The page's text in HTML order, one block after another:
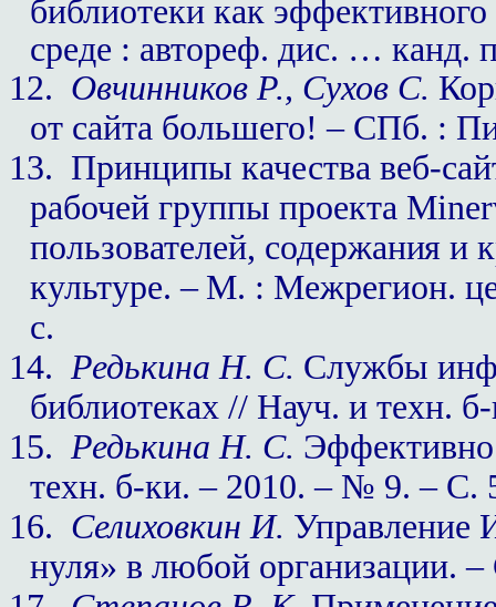
библиотеки как
среде : автореф. дис. … канд.
12. Овчинников Р., Сухов С.
от сайта большего! – СПб. :
13. Принципы качества веб-
рабочей группы проекта
пользователей, содержания и
культуре. – М. : Межрегион.
с.
14. Редькина Н. С. Службы
библиотеках // Науч. и техн.
15. Редькина Н. С.
техн. б-ки. – 2010. – № 9. – С.
16. Селиховкин И. Управление
нуля» в любой организации.